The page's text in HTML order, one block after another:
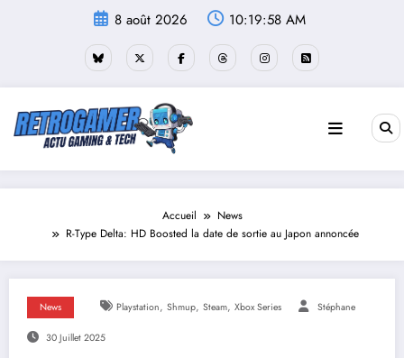
8 août 2026 10:19:59 AM
Accueil
News
R-Type Delta: HD Boosted la date de sortie au Japon annoncée
News Playstation, Shmup, Steam, Xbox Series Stéphane
30 Juillet 2025